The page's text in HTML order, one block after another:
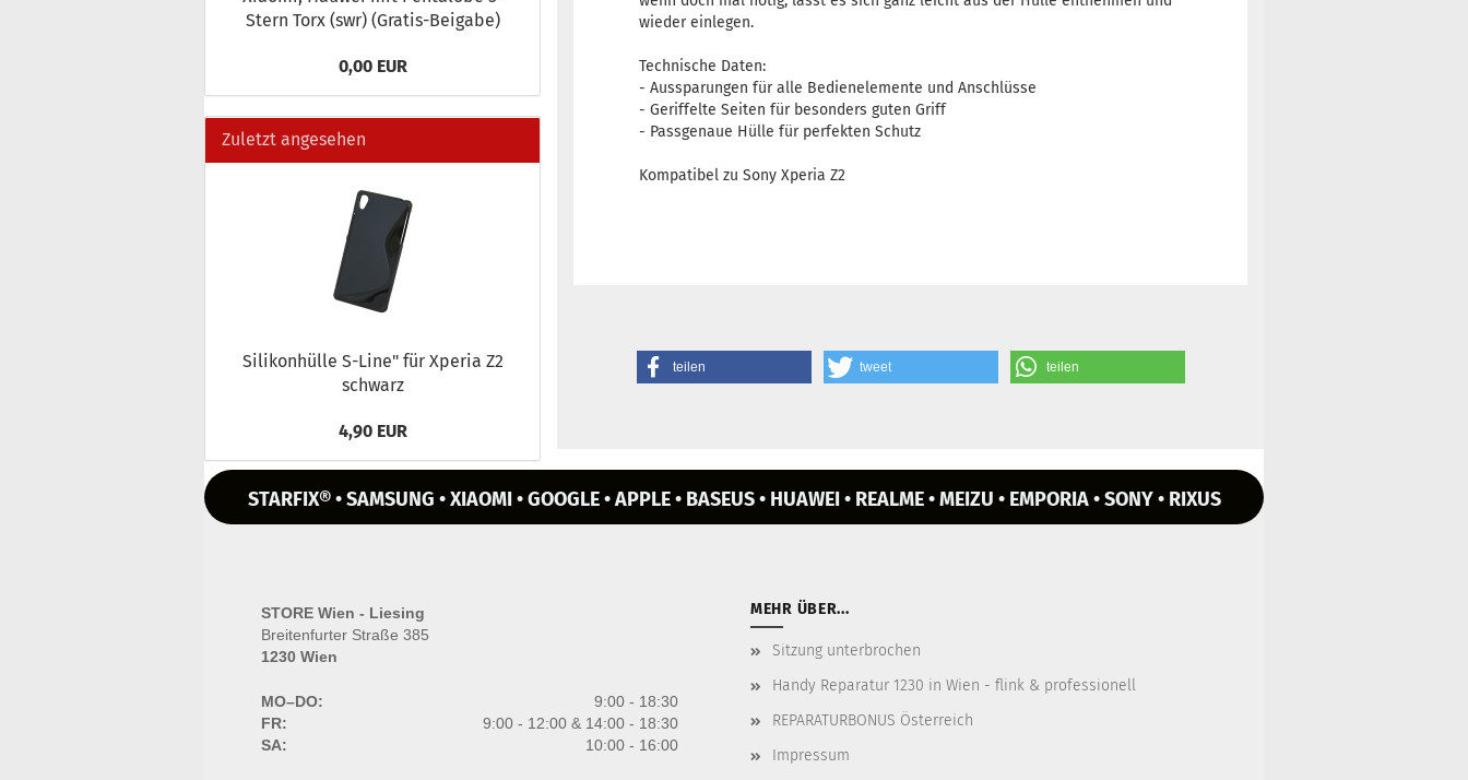
wieder einlegen.
Technische Daten:
- Aussparungen für alle Bedienelemente und Anschlüsse
- Geriffelte Seiten für besonders guten Griff
- Passgenaue Hülle für perfekten Schutz
Kompatibel zu Sony Xperia Z2
teilen tweet teilen
Stern Torx (swr) (Gratis-​Beigabe)
0,00 EUR
Zuletzt angesehen
Si­li­kon­hül­le S-​Line" für Xpe­ria Z2
schwarz
4,90 EUR
STARFIX® • SAMSUNG • XIAOMI • GOOGLE • APPLE • BASEUS • HUAWEI • REALME • MEIZU • EMPORIA • SONY • RIXUS
STORE Wien - Liesing
Breitenfurter Straße 385
1230 Wien
MO–DO:
9:00 - 18:30
FR:
9:00 - 12:00 & 14:00 - 18:30
SA:
10:00 - 16:00
MEHR ÜBER...
Sitzung unterbrochen
Handy Reparatur 1230 in Wien - flink & professionell
REPARATURBONUS Österreich
Impressum